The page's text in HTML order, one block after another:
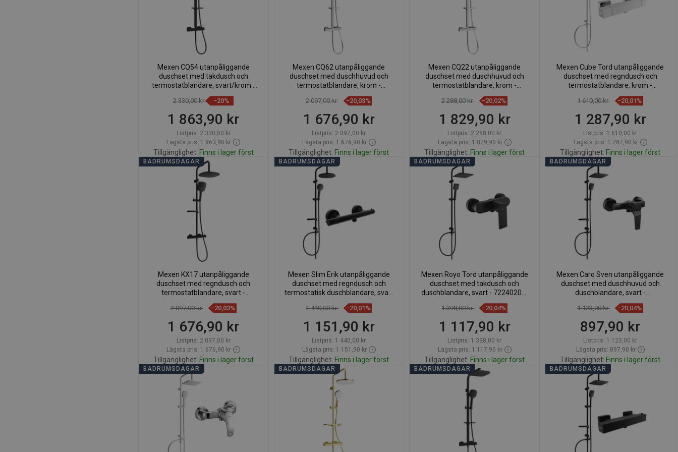
Mexen CQ54 utanpåliggande
duschset med takdusch och
termostatblandare, svart/krom -
772505495-71
2 330,00 kr −20%
1 863,90 kr
Listpris: 2 330,00 kr
Lägsta pris: 1 863,90 kr
Tillgänglighet: Finns i lager först
Lägg i varukorg
Mexen CQ62 utanpåliggande
duschset med duschhuvud och
termostatblandare, krom -
772506295-00
2 097,00 kr −20,03%
1 676,90 kr
Listpris: 2 097,00 kr
Lägsta pris: 1 676,90 kr
Tillgänglighet: Finns i lager först
Lägg i varukorg
Jämför
Mexen CQ22 utanpåliggande
duschset med duschhuvud och
termostatblandare, krom -
772502295-00
2 288,00 kr −20,02%
1 829,90 kr
Listpris: 2 288,00 kr
Lägsta pris: 1 829,90 kr
Tillgänglighet: Finns i lager först
Lägg i varukorg
Jämför
Mexen Cube Tord utanpåliggande
duschset med regndusch och
termostatblandare, krom -
77200200-00
1 610,00 kr −20,01%
1 287,90 kr
Listpris: 1 610,00 kr
Lägsta pris: 1 287,90 kr
Tillgänglighet: Finns i lager först
Lägg i varukorg
Jämför
BADRUMSDAGAR
Mexen KX17 utanpåliggande
duschset med regndusch och
termostatblandare, svart -
771501791-70
2 097,00 kr −20,03%
1 676,90 kr
Listpris: 2 097,00 kr
Lägsta pris: 1 676,90 kr
Tillgänglighet: Finns i lager först
Lägg i varukorg
Jämför
BADRUMSDAGAR
Mexen Slim Erik utanpåliggande
duschset med regndusch och
termostatisk duschblandare, svart
- 77105205-70
1 440,00 kr −20,01%
1 151,90 kr
Listpris: 1 440,00 kr
Lägsta pris: 1 151,90 kr
Tillgänglighet: Finns i lager först
Lägg i varukorg
BADRUMSDAGAR
Mexen Royo Tord utanpåliggande
duschset med takdusch och
duschblandare, svart - 72240200-
1 398,00 kr −20,04%
1 117,90 kr
Listpris: 1 398,00 kr
Lägsta pris: 1 117,90 kr
Tillgänglighet: Finns i lager först
Lägg i varukorg
BADRUMSDAGAR
Mexen Caro Sven utanpåliggande
duschset med duschhuvud och
duschblandare, svart -
746640262-70
1 123,00 kr −20,04%
897,90 kr
Listpris: 1 123,00 kr
Lägsta pris: 897,90 kr
Tillgänglighet: Finns i lager först
Lägg i varukorg
Jämför
BADRUMSDAGAR BADRUMSDAGAR BADRUMSDAGAR BADRUMSDAGAR
CROATIAN
GREEK
SLOVENIAN